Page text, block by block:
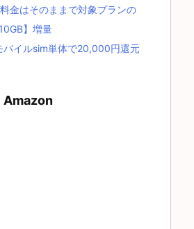
金はそのままで対象プランの
】増量
バイルsim単体で20,000円還元
Amazon